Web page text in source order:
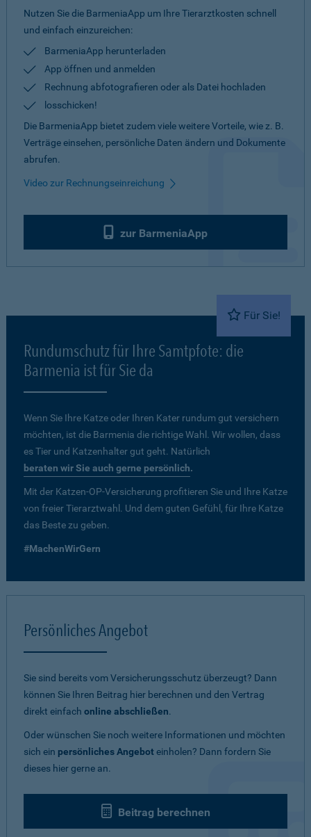
Nutzen Sie die BarmeniaApp um Ihre Tierarztkosten schnell
und einfach einzureichen:
BarmeniaApp herunterladen
App öffnen und anmelden
Rechnung abfotografieren oder als Datei hochladen
losschicken!
Die BarmeniaApp bietet zudem viele weitere Vorteile, wie z. B.
Verträge einsehen, persönliche Daten ändern und Dokumente
abrufen.
Video zur Rechnungseinreichung
zur BarmeniaApp
Für Sie!
Rundumschutz für Ihre Samtpfote: die
Barmenia ist für Sie da
Wenn Sie Ihre Katze oder Ihren Kater rundum gut versichern
möchten, ist die Barmenia die richtige Wahl. Wir wollen, dass
es Tier und Katzenhalter gut geht. Natürlich
beraten wir Sie auch gerne persönlich.
Mit der Katzen-OP-Versicherung profitieren Sie und Ihre Katze
von freier Tierarztwahl. Und dem guten Gefühl, für Ihre Katze
das Beste zu geben.
#MachenWirGern
Persönliches Angebot
Sie sind bereits vom Versicherungsschutz überzeugt? Dann
können Sie Ihren Beitrag hier berechnen und den Vertrag
direkt einfach online abschließen.
Oder wünschen Sie noch weitere Informationen und möchten
sich ein persönliches Angeboteinholen? Dann fordern Sie
dieses hier gerne an.
Beitrag berechnen